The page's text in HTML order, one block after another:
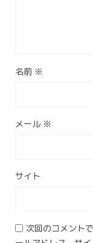
名前 ※
メール ※
サイト
次回のコメント